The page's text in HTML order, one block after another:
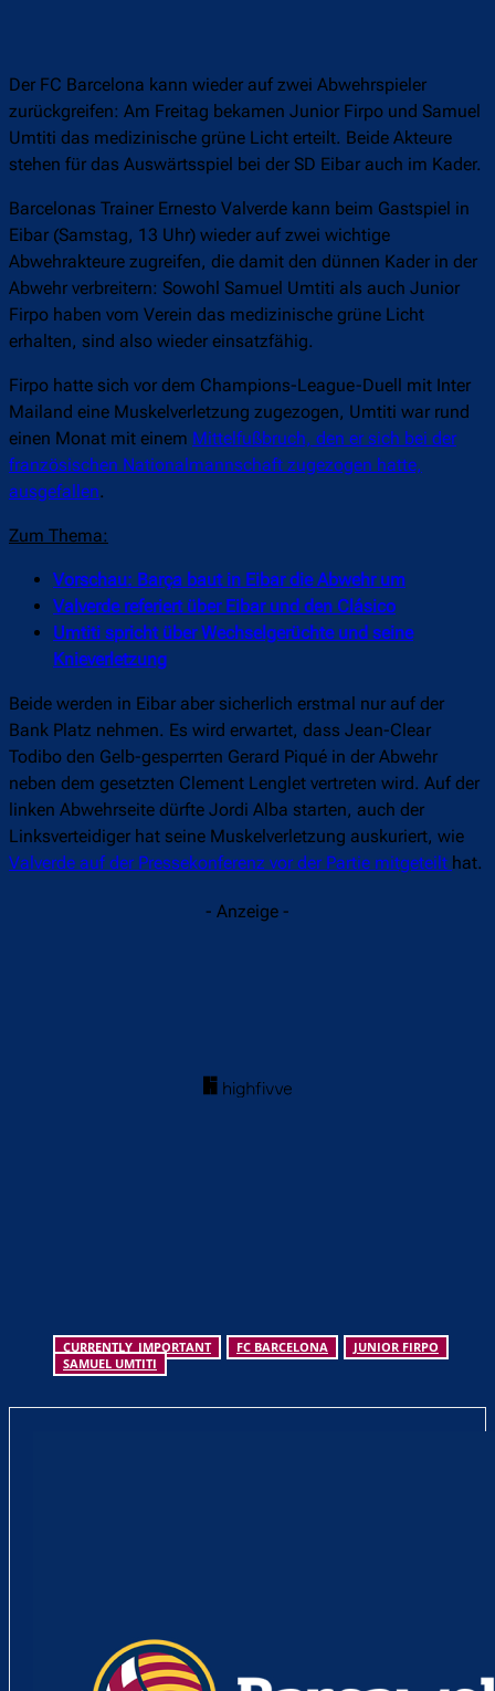
Der FC Barcelona kann wieder auf zwei Abwehrspieler
zurückgreifen: Am Freitag bekamen Junior Firpo und Samuel
Umtiti das medizinische grüne Licht erteilt. Beide Akteure
stehen für das Auswärtsspiel bei der SD Eibar auch im Kader.
Barcelonas Trainer Ernesto Valverde kann beim Gastspiel in
Eibar (Samstag, 13 Uhr) wieder auf zwei wichtige
Abwehrakteure zugreifen, die damit den dünnen Kader in der
Abwehr verbreitern: Sowohl Samuel Umtiti als auch Junior
Firpo haben vom Verein das medizinische grüne Licht
erhalten, sind also wieder einsatzfähig.
Firpo hatte sich vor dem Champions-League-Duell mit Inter
Mailand eine Muskelverletzung zugezogen, Umtiti war rund
einen Monat mit einem Mittelfußbruch, den er sich bei der
französischen Nationalmannschaft zugezogen hatte,
ausgefallen.
Zum Thema:
Vorschau: Barça baut in Eibar die Abwehr um
Valverde referiert über Eibar und den Clásico
Umtiti spricht über Wechselgerüchte und seine
Knieverletzung
Beide werden in Eibar aber sicherlich erstmal nur auf der
Bank Platz nehmen. Es wird erwartet, dass Jean-Clear
Todibo den Gelb-gesperrten Gerard Piqué in der Abwehr
neben dem gesetzten Clement Lenglet vertreten wird. Auf der
linken Abwehrseite dürfte Jordi Alba starten, auch der
Linksverteidiger hat seine Muskelverletzung auskuriert, wie
Valverde auf der Pressekonferenz vor der Partie mitgeteilt hat.
- Anzeige -
CURRENTLY_IMPORTANT FC BARCELONA
JUNIOR FIRPO
SAMUEL UMTITI